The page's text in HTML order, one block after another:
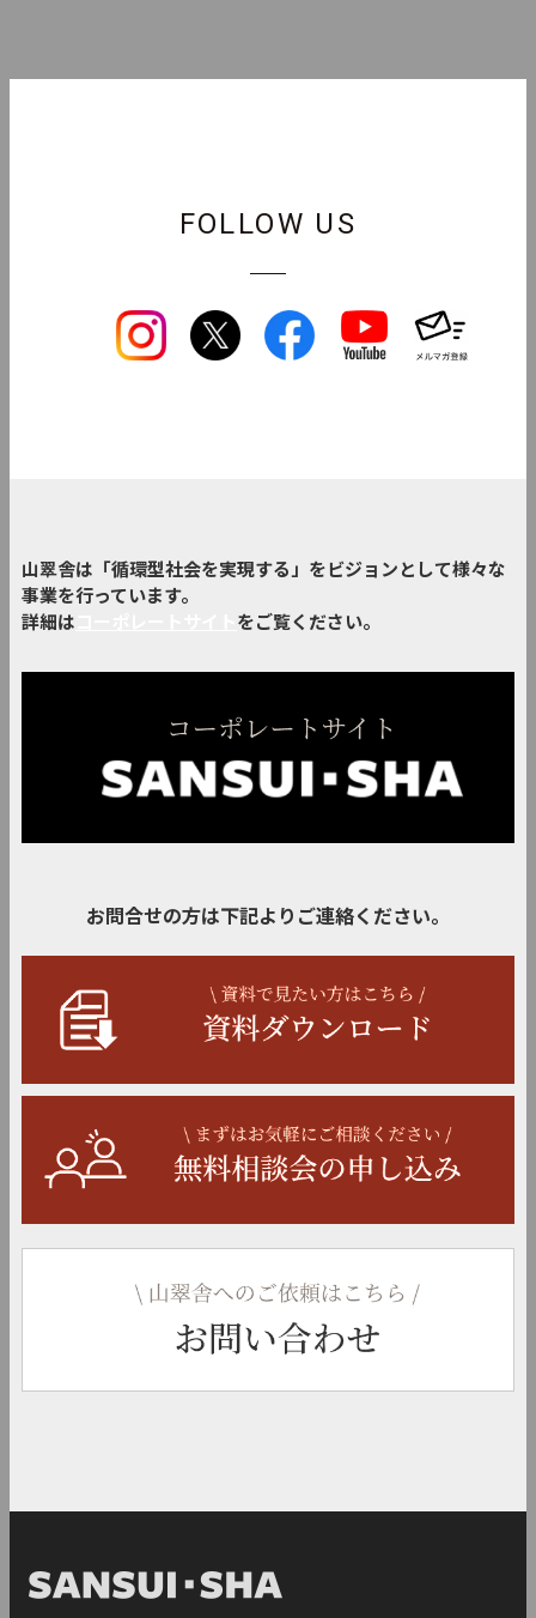
FOLLOW US
山翠舎は「循環型社会を実現する」をビジョンとして様々な
事業を行っています。
詳細は
をご覧ください。
お問合せの方は下記よりご連絡ください。